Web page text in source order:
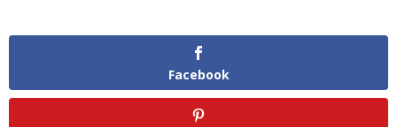
Facebook